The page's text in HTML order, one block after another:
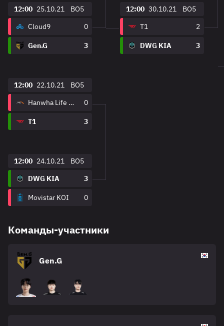
12:00 25.10.21
BO5
Cloud9
0
Gen.G 3
12:00 22.10.21
BO5
Hanwha Life Esports
0
T1 3
12:00 24.10.21
BO5
DWG KIA
3
Movistar KOI 0
12:00 30.10.21
BO5
T1
2
DWG KIA 3
Команды-участники
Gen.G